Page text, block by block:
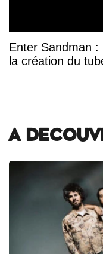
Enter Sandman
la création du
A